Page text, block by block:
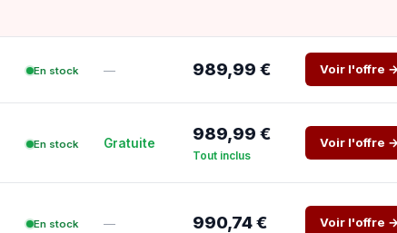
En stock — 989,99 € Voir l'offre
En stock Gratuite 989,99 €
Tout inclus
Voir l'offre
En stock — 990,74 € Voir l'offre